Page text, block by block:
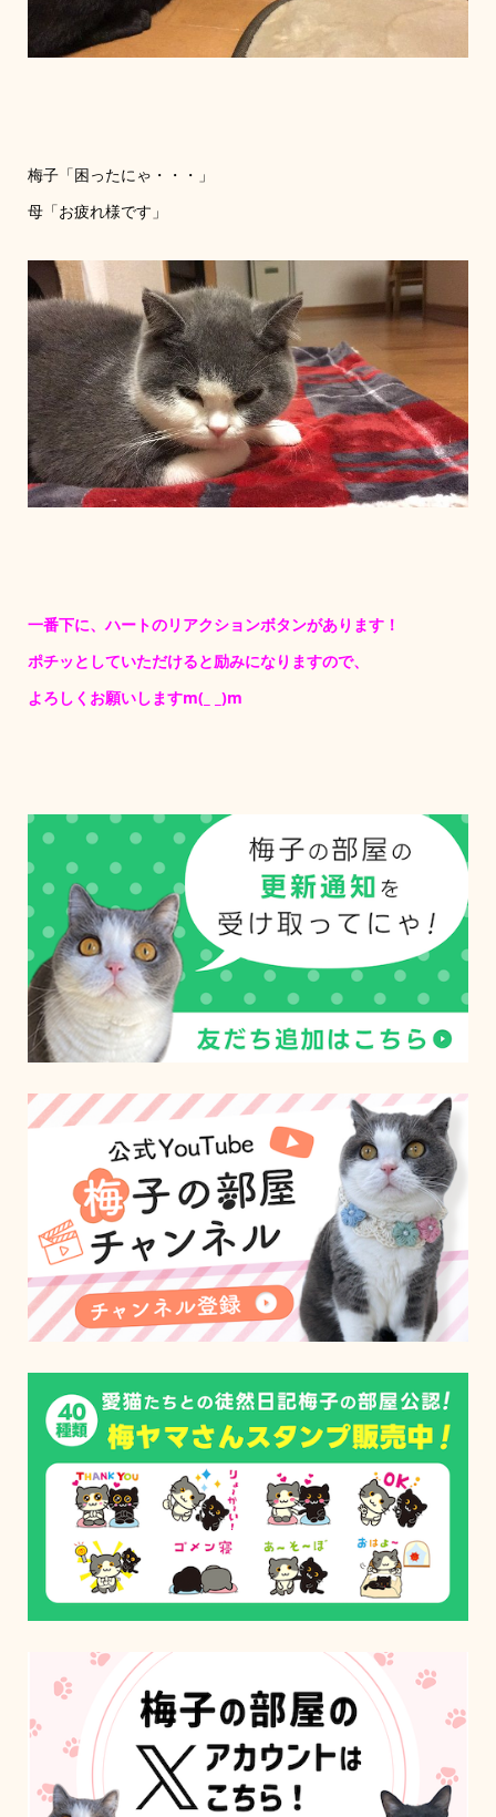
梅子「困ったにゃ・・・」
母「お疲れ様です」
一番下に、ハートのリアクションボタンがあります！
ポチッとしていただけると励みになりますので、
よろしくお願いしますm(_ _)m